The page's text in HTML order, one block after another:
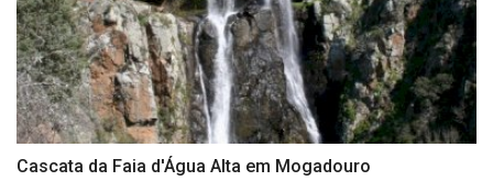
Cascata da Faia d'Água Alta em Mogadouro